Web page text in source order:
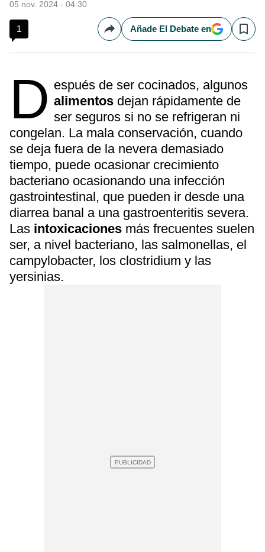
05 nov. 2024 - 04:30
1 CompartirAñade El Debate en Save
D espués de ser cocinados, algunos
alimentos dejan rápidamente de
ser seguros si no se refrigeran ni
congelan. La mala conservación, cuando
se deja fuera de la nevera demasiado
tiempo, puede ocasionar crecimiento
bacteriano ocasionando una infección
gastrointestinal, que pueden ir desde una
diarrea banal a una gastroenteritis severa.
Las intoxicaciones más frecuentes suelen
ser, a nivel bacteriano, las salmonellas, el
campylobacter, los clostridium y las
yersinias.